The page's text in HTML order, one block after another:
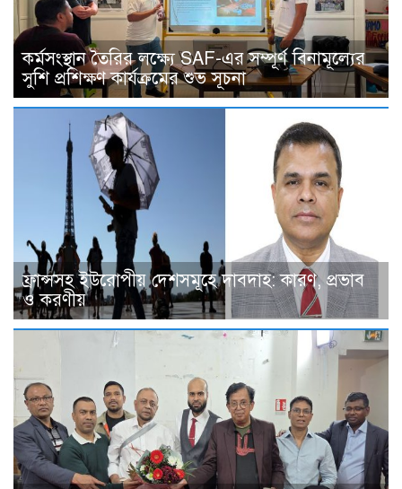
কর্মসংস্থান তৈরির লক্ষ্যে SAF-এর সম্পূর্ণ বিনামূল্যের
সুশি প্রশিক্ষণ কার্যক্রমের শুভ সূচনা
ফ্রান্সসহ ইউরোপীয় দেশসমূহে দাবদাহ: কারণ, প্রভাব
ও করণীয়